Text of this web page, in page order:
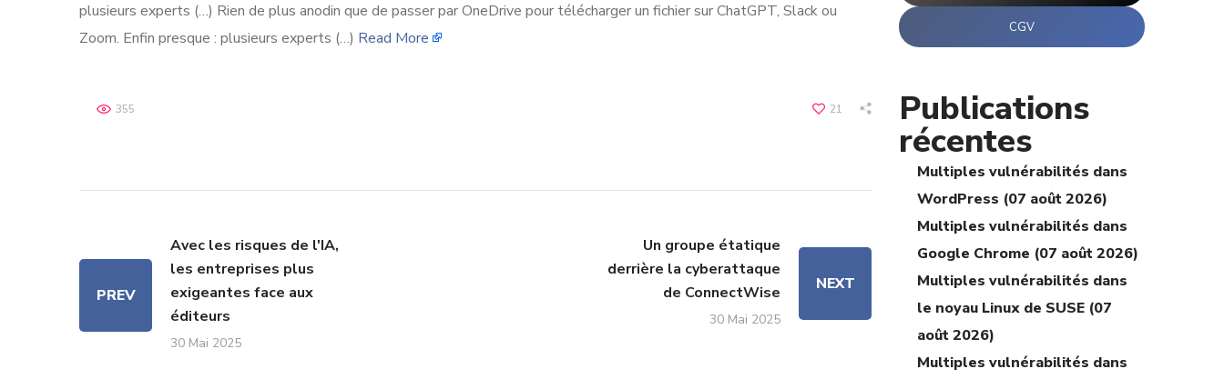
plusieurs experts (…) Rien de plus anodin que de passer par OneDrive pour télécharger un fichier sur ChatGPT, Slack ou
Zoom. Enfin presque : plusieurs experts (…) Read More
21
355
PREV
Avec les risques de l'IA,
les entreprises plus
exigeantes face aux
éditeurs
30 Mai 2025
Un groupe étatique
derrière la cyberattaque
de ConnectWise
30 Mai 2025
NEXT
CGV
Publications
récentes
Multiples vulnérabilités dans
WordPress (07 août 2026)
Multiples vulnérabilités dans
Google Chrome (07 août 2026)
Multiples vulnérabilités dans
le noyau Linux de SUSE (07
août 2026)
Multiples vulnérabilités dans